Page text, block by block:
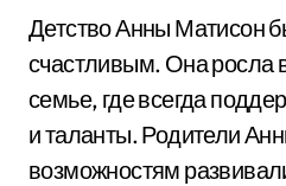
Детство Анны Матисон
счастливым. Она росла
семье, где всегда
и таланты. Родители
возможностям